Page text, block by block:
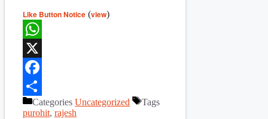
Like Button Notice (view)
WhatsApp
X
Facebook
ShareCategories Uncategorized
Tags
purohit, rajesh